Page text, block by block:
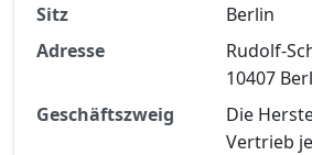
Finanzkennzahlen nach
Registrierung
Jetzt kostenlos
Sitz
Berlin
Adresse
Rudolf-
10407
Geschäftszweig
Die
Vertrieb